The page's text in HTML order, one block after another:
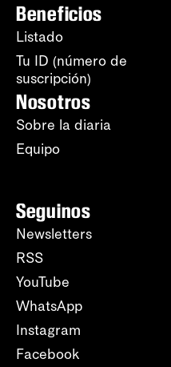
Beneficios
Listado
Tu ID (número de
suscripción)
Nosotros
Sobre la diaria
Equipo
Seguinos
Newsletters
RSS
YouTube
WhatsApp
Instagram
Facebook